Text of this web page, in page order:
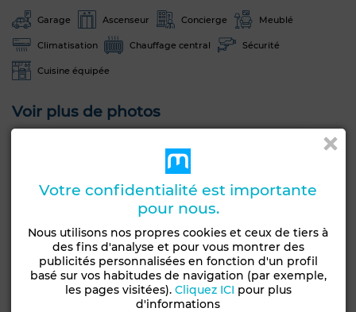
Garage Ascenseur Concierge Meublé
Climatisation Chauffage central Sécurité
Cuisine équipée
Voir plus de photos
Votre confidentialité est importante
pour nous.
Nous utilisons nos propres cookies et ceux de tiers à
des fins d'analyse et pour vous montrer des
publicités personnalisées en fonction d'un profil
basé sur vos habitudes de navigation (par exemple,
les pages visitées). Cliquez ICI pour plus
d'informations